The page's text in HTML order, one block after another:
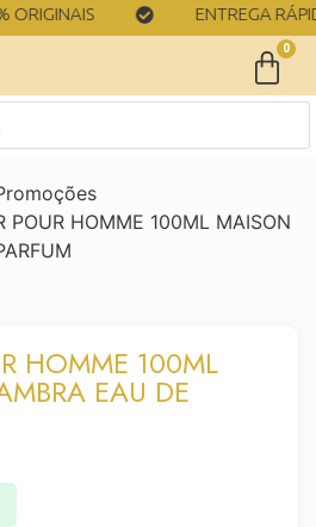
ENTREGA RÁPIDA
0
POUR HOMME 100ML MAISON
HOMME 100ML
EAU DE